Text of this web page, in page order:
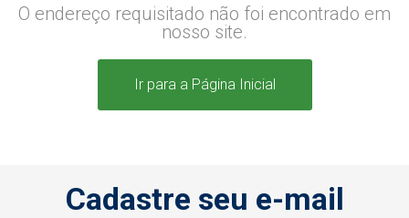
O endereço requisitado não foi encontrado em
nosso site.
Ir para a Página Inicial
Cadastre seu e-mail